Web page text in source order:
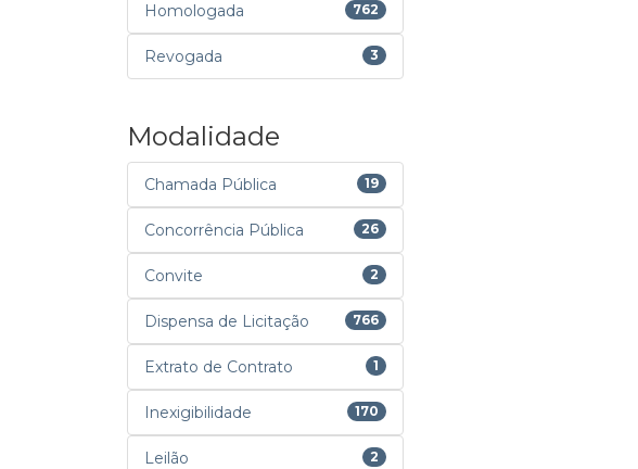
Homologada 762
Revogada 3
Modalidade
Chamada Pública 19
Concorrência Pública 26
Convite 2
Dispensa de Licitação 766
Extrato de Contrato 1
Inexigibilidade 170
Leilão 2